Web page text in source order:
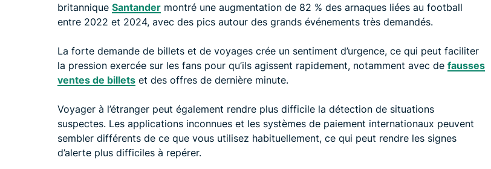
britannique Santander montré une augmentation de 82 % des arnaques liées au football
entre 2022 et 2024, avec des pics autour des grands événements très demandés.
La forte demande de billets et de voyages crée un sentiment d’urgence, ce qui peut faciliter
la pression exercée sur les fans pour qu’ils agissent rapidement, notamment avec de fausses
ventes de billets et des offres de dernière minute.
Voyager à l’étranger peut également rendre plus difficile la détection de situations
suspectes. Les applications inconnues et les systèmes de paiement internationaux peuvent
sembler différents de ce que vous utilisez habituellement, ce qui peut rendre les signes
d’alerte plus difficiles à repérer.